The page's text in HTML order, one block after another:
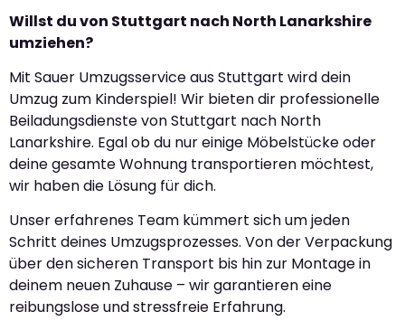
Willst du von Stuttgart nach North Lanarkshire
umziehen?
Mit Sauer Umzugsservice aus Stuttgart wird dein
Umzug zum Kinderspiel! Wir bieten dir professionelle
Beiladungsdienste von Stuttgart nach North
Lanarkshire. Egal ob du nur einige Möbelstücke oder
deine gesamte Wohnung transportieren möchtest,
wir haben die Lösung für dich.
Unser erfahrenes Team kümmert sich um jeden
Schritt deines Umzugsprozesses. Von der Verpackung
über den sicheren Transport bis hin zur Montage in
deinem neuen Zuhause – wir garantieren eine
reibungslose und stressfreie Erfahrung.